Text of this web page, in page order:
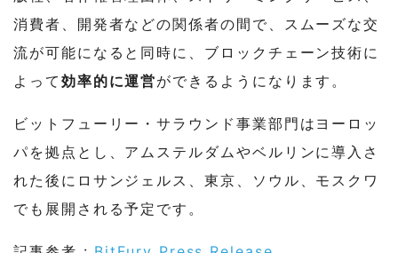
消費者、開発者などの関係者の間で、スムーズな交
流が可能になると同時に、ブロックチェーン技術に
よって 効率的に運営ができるようになります。
ビットフューリー・サラウンド事業部門はヨーロッ
パを拠点とし、アムステルダムやベルリンに導入さ
れた後にロサンジェルス、東京、ソウル、モスクワ
でも展開される予定です。